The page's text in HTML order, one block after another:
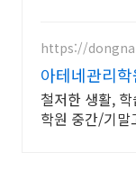
https://
아테네관리
원 학습 관리
철저한 생활,
학원 중간/기말